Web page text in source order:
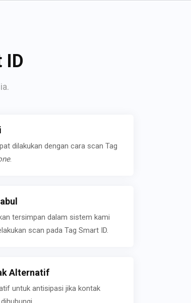
ID
dilakukan dengan cara scan Tag
.
tersimpan dalam sistem kami
scan pada Tag Smart ID.
Alternatif
untuk antisipasi jika kontak